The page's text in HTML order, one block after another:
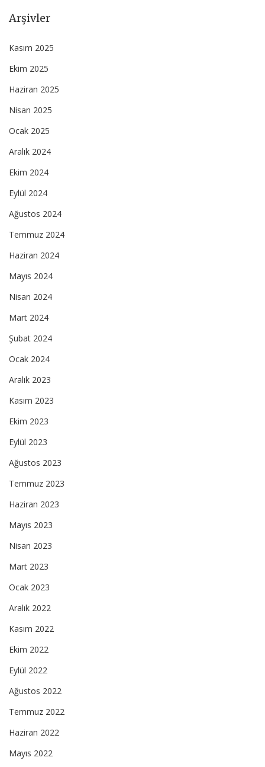
Arşivler
Kasım 2025
Ekim 2025
Haziran 2025
Nisan 2025
Ocak 2025
Aralık 2024
Ekim 2024
Eylül 2024
Ağustos 2024
Temmuz 2024
Haziran 2024
Mayıs 2024
Nisan 2024
Mart 2024
Şubat 2024
Ocak 2024
Aralık 2023
Kasım 2023
Ekim 2023
Eylül 2023
Ağustos 2023
Temmuz 2023
Haziran 2023
Mayıs 2023
Nisan 2023
Mart 2023
Ocak 2023
Aralık 2022
Kasım 2022
Ekim 2022
Eylül 2022
Ağustos 2022
Temmuz 2022
Haziran 2022
Mayıs 2022